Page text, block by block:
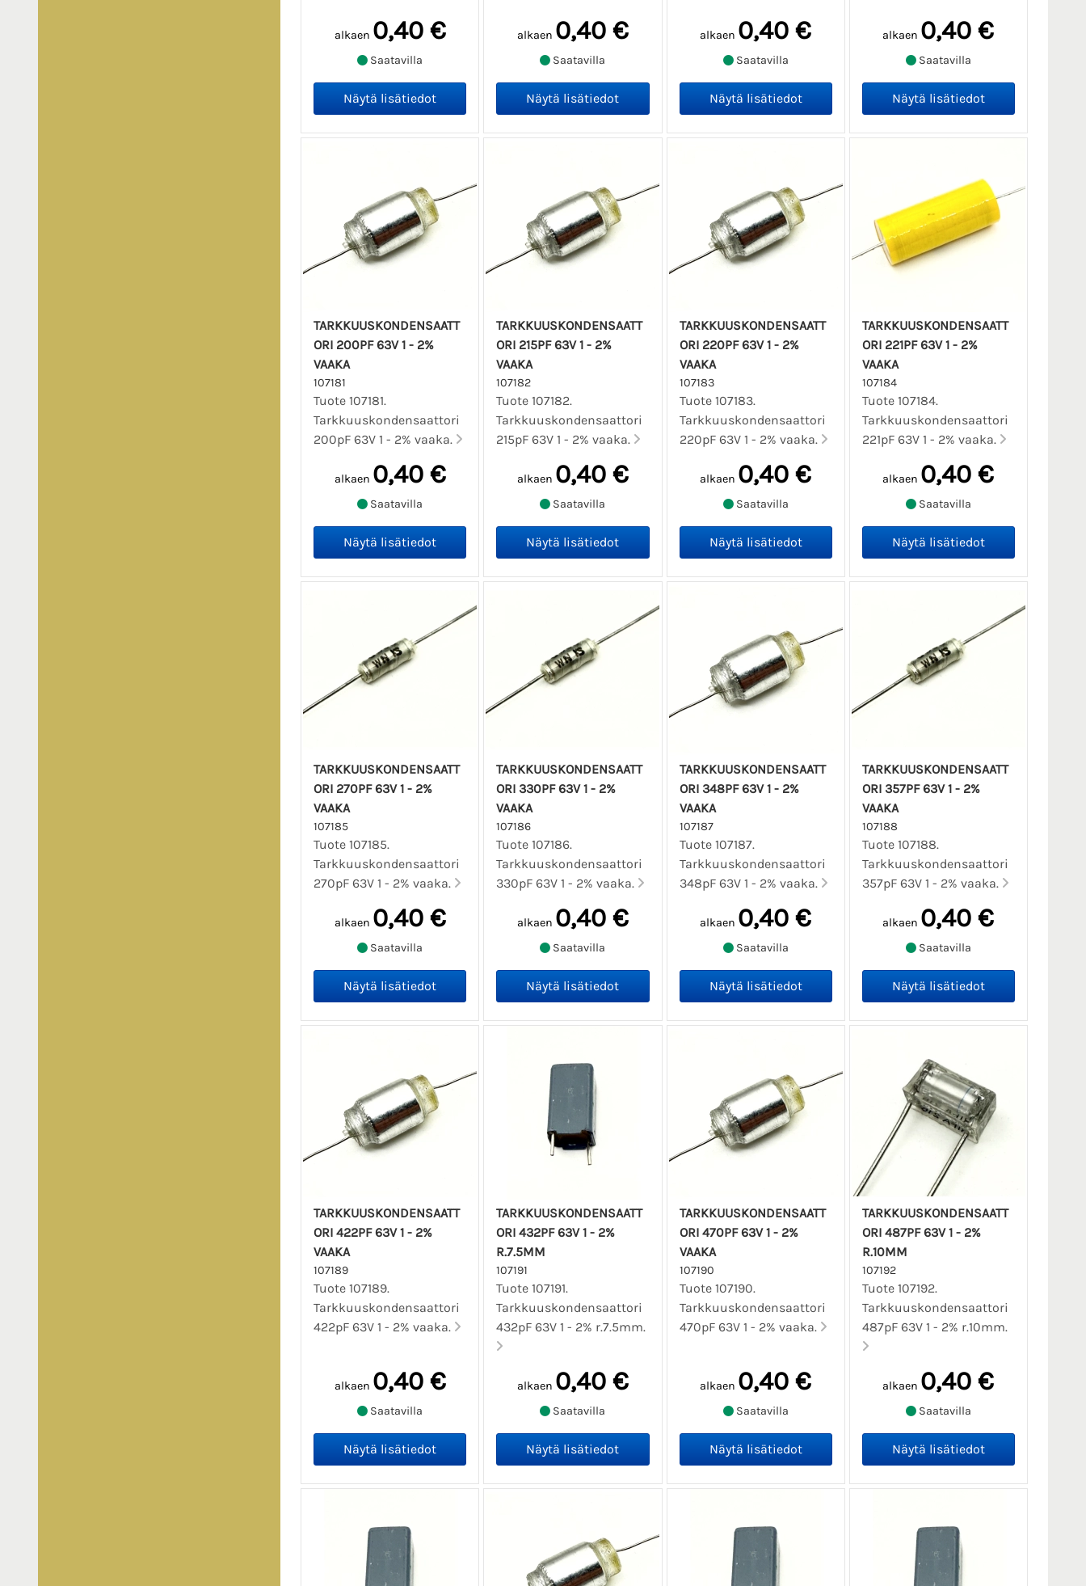
alkaen 0,40 €
Saatavilla
alkaen 0,40 €
Saatavilla
alkaen 0,40 €
Saatavilla
alkaen 0,40 €
Saatavilla
TARKKUUSKONDENSAATT
ORI 200PF 63V 1 - 2%
VAAKA
107181
Tuote 107181.
Tarkkuuskondensaattori
200pF 63V 1 - 2% vaaka.
alkaen 0,40 €
Saatavilla
TARKKUUSKONDENSAATT
ORI 215PF 63V 1 - 2%
VAAKA
107182
Tuote 107182.
Tarkkuuskondensaattori
215pF 63V 1 - 2% vaaka.
alkaen 0,40 €
Saatavilla
TARKKUUSKONDENSAATT
ORI 220PF 63V 1 - 2%
VAAKA
107183
Tuote 107183.
Tarkkuuskondensaattori
220pF 63V 1 - 2% vaaka.
alkaen 0,40 €
Saatavilla
TARKKUUSKONDENSAATT
ORI 221PF 63V 1 - 2%
VAAKA
107184
Tuote 107184.
Tarkkuuskondensaattori
221pF 63V 1 - 2% vaaka.
alkaen 0,40 €
Saatavilla
TARKKUUSKONDENSAATT
ORI 270PF 63V 1 - 2%
VAAKA
107185
Tuote 107185.
Tarkkuuskondensaattori
270pF 63V 1 - 2% vaaka.
alkaen 0,40 €
Saatavilla
TARKKUUSKONDENSAATT
ORI 330PF 63V 1 - 2%
VAAKA
107186
Tuote 107186.
Tarkkuuskondensaattori
330pF 63V 1 - 2% vaaka.
alkaen 0,40 €
Saatavilla
TARKKUUSKONDENSAATT
ORI 348PF 63V 1 - 2%
VAAKA
107187
Tuote 107187.
Tarkkuuskondensaattori
348pF 63V 1 - 2% vaaka.
alkaen 0,40 €
Saatavilla
TARKKUUSKONDENSAATT
ORI 357PF 63V 1 - 2%
VAAKA
107188
Tuote 107188.
Tarkkuuskondensaattori
357pF 63V 1 - 2% vaaka.
alkaen 0,40 €
Saatavilla
TARKKUUSKONDENSAATT
ORI 422PF 63V 1 - 2%
VAAKA
107189
Tuote 107189.
Tarkkuuskondensaattori
422pF 63V 1 - 2% vaaka.
alkaen 0,40 €
Saatavilla
TARKKUUSKONDENSAATT
ORI 432PF 63V 1 - 2%
R.7.5MM
107191
Tuote 107191.
Tarkkuuskondensaattori
432pF 63V 1 - 2% r.7.5mm.
alkaen 0,40 €
Saatavilla
TARKKUUSKONDENSAATT
ORI 470PF 63V 1 - 2%
VAAKA
107190
Tuote 107190.
Tarkkuuskondensaattori
470pF 63V 1 - 2% vaaka.
alkaen 0,40 €
Saatavilla
TARKKUUSKONDENSAATT
ORI 487PF 63V 1 - 2%
R.10MM
107192
Tuote 107192.
Tarkkuuskondensaattori
487pF 63V 1 - 2% r.10mm.
alkaen 0,40 €
Saatavilla